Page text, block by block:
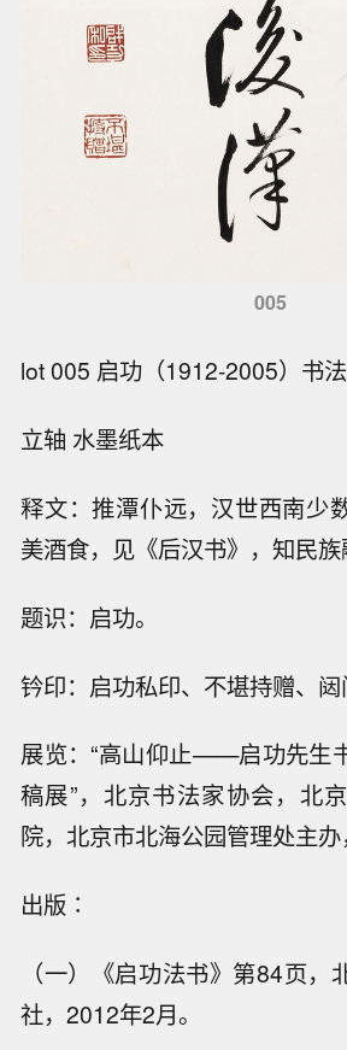
005
lot 005 启功（1912-2005）书法
立轴 水墨纸本
释文：推潭仆远，汉世西南少
美酒食，见《后汉书》，知民族
题识：启功。
钤印：启功私印、不堪持赠、闼
展览：“高山仰止——启功先生
稿展”，北京书法家协会，北
院，北京市北海公园管理处主办
出版∶
（一）《启功法书》第84页，
社，2012年2月。